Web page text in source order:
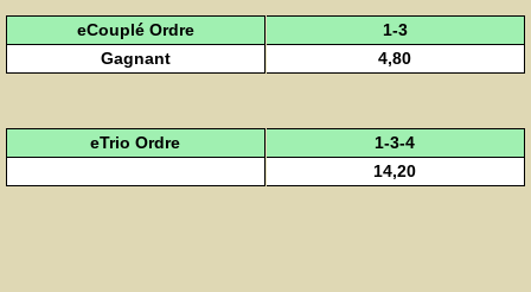
eCouplé Ordre
1-3
Gagnant
4,80
eTrio Ordre
1-3-4
14,20